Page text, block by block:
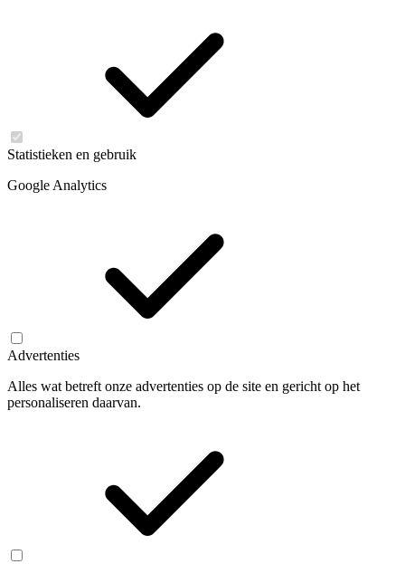
Statistieken en gebruik
Google Analytics
Advertenties
Alles wat betreft onze advertenties op de site en gericht op het
personaliseren daarvan.